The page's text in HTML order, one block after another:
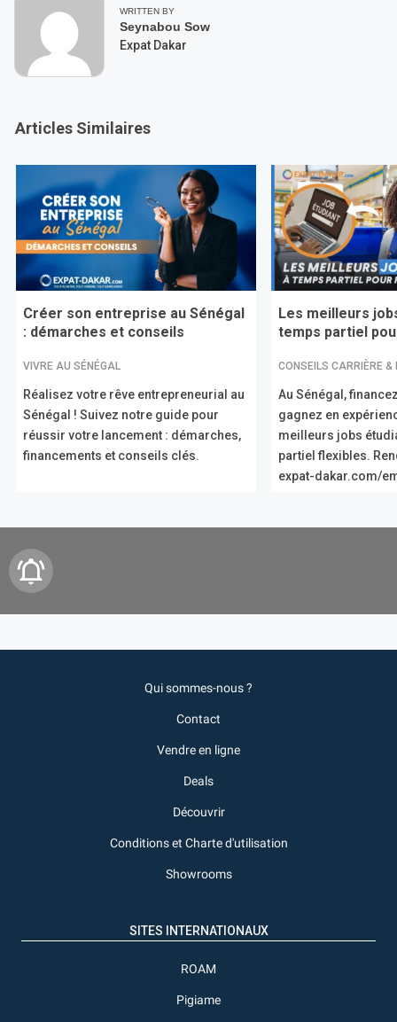
WRITTEN BY
Seynabou Sow
Expat Dakar
Articles Similaires
Créer son entreprise au Sénégal
: démarches et conseils
VIVRE AU SÉNÉGAL
Réalisez votre rêve entrepreneurial au
Sénégal ! Suivez notre guide pour
réussir votre lancement : démarches,
financements et conseils clés.
Les meilleurs
temps partiel
CONSEILS CARRIÈRE &
Au Sénégal,
gagnez en
meilleurs jobs
partiel flexibles.
expat-dakar.com/
Qui sommes-nous ?
Contact
Vendre en ligne
Deals
Découvrir
Conditions et Charte d'utilisation
Showrooms
SITES INTERNATIONAUX
ROAM
Pigiame